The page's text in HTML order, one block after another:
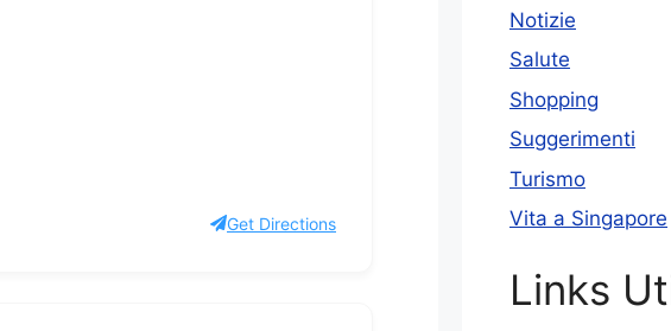
Get Directions
Notizie
Salute
Shopping
Suggerimenti
Turismo
Vita a Singapore
Links